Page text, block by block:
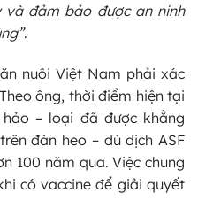
đảm bảo được an ninh
.
nuôi Việt Nam phải xác
ông, thời điểm hiện tại
– loại đã được khẳng
đàn heo – dù dịch ASF
100 năm qua. Việc chung
có vaccine để giải quyết